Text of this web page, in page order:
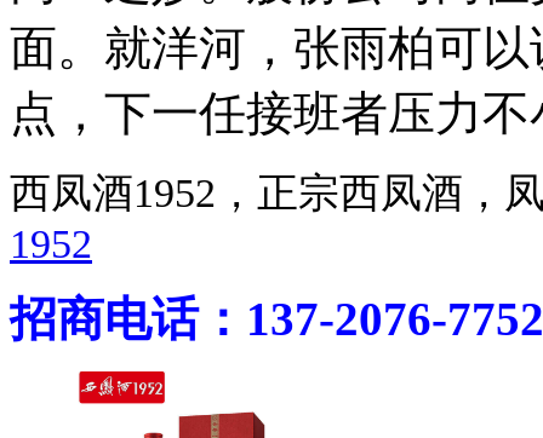
面。就洋河，张雨柏可
点，下一任接班者压力不
西凤酒1952，正宗西凤酒
1952
招商电话：137-2076-7752